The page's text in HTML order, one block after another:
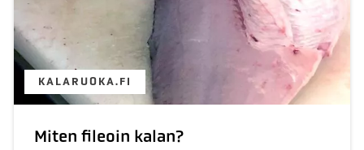
KALARUOKA.FI
Miten fileoin kalan?